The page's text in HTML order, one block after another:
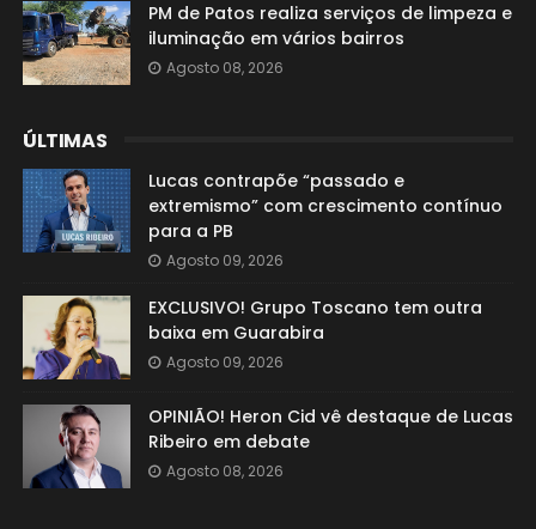
PM de Patos realiza serviços de limpeza e
iluminação em vários bairros
Agosto 08, 2026
ÚLTIMAS
Lucas contrapõe “passado e
extremismo” com crescimento contínuo
para a PB
Agosto 09, 2026
EXCLUSIVO! Grupo Toscano tem outra
baixa em Guarabira
Agosto 09, 2026
OPINIÃO! Heron Cid vê destaque de Lucas
Ribeiro em debate
Agosto 08, 2026